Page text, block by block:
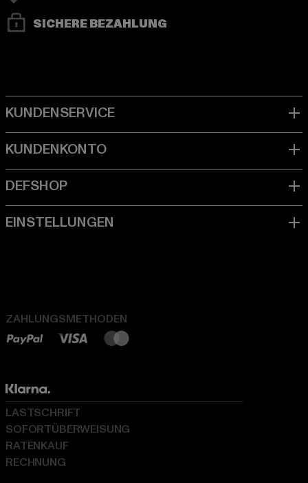
SICHERE BEZAHLUNG
ZAHLUNGSMETHODEN
LASTSCHRIFT
SOFORTÜBERWEISUNG
RATENKAUF
RECHNUNG